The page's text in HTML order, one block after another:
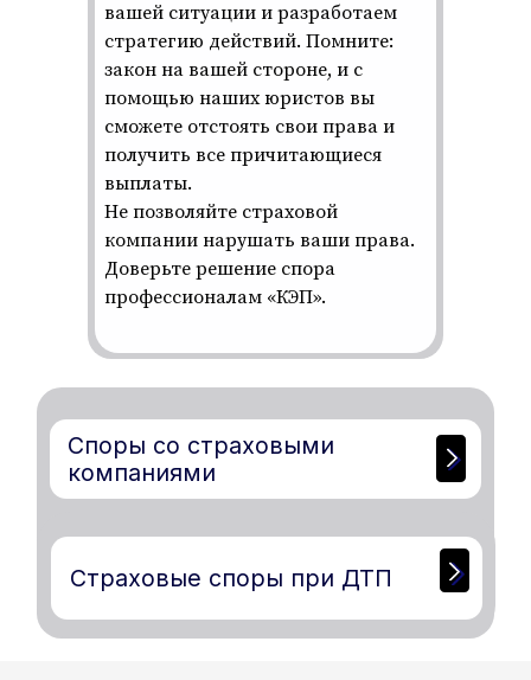
вашей ситуации и разработаем
стратегию действий. Помните:
закон на вашей стороне, и с
помощью наших юристов вы
сможете отстоять свои права и
получить все причитающиеся
выплаты.
Не позволяйте страховой
компании нарушать ваши права.
Доверьте решение спора
профессионалам «КЭП».